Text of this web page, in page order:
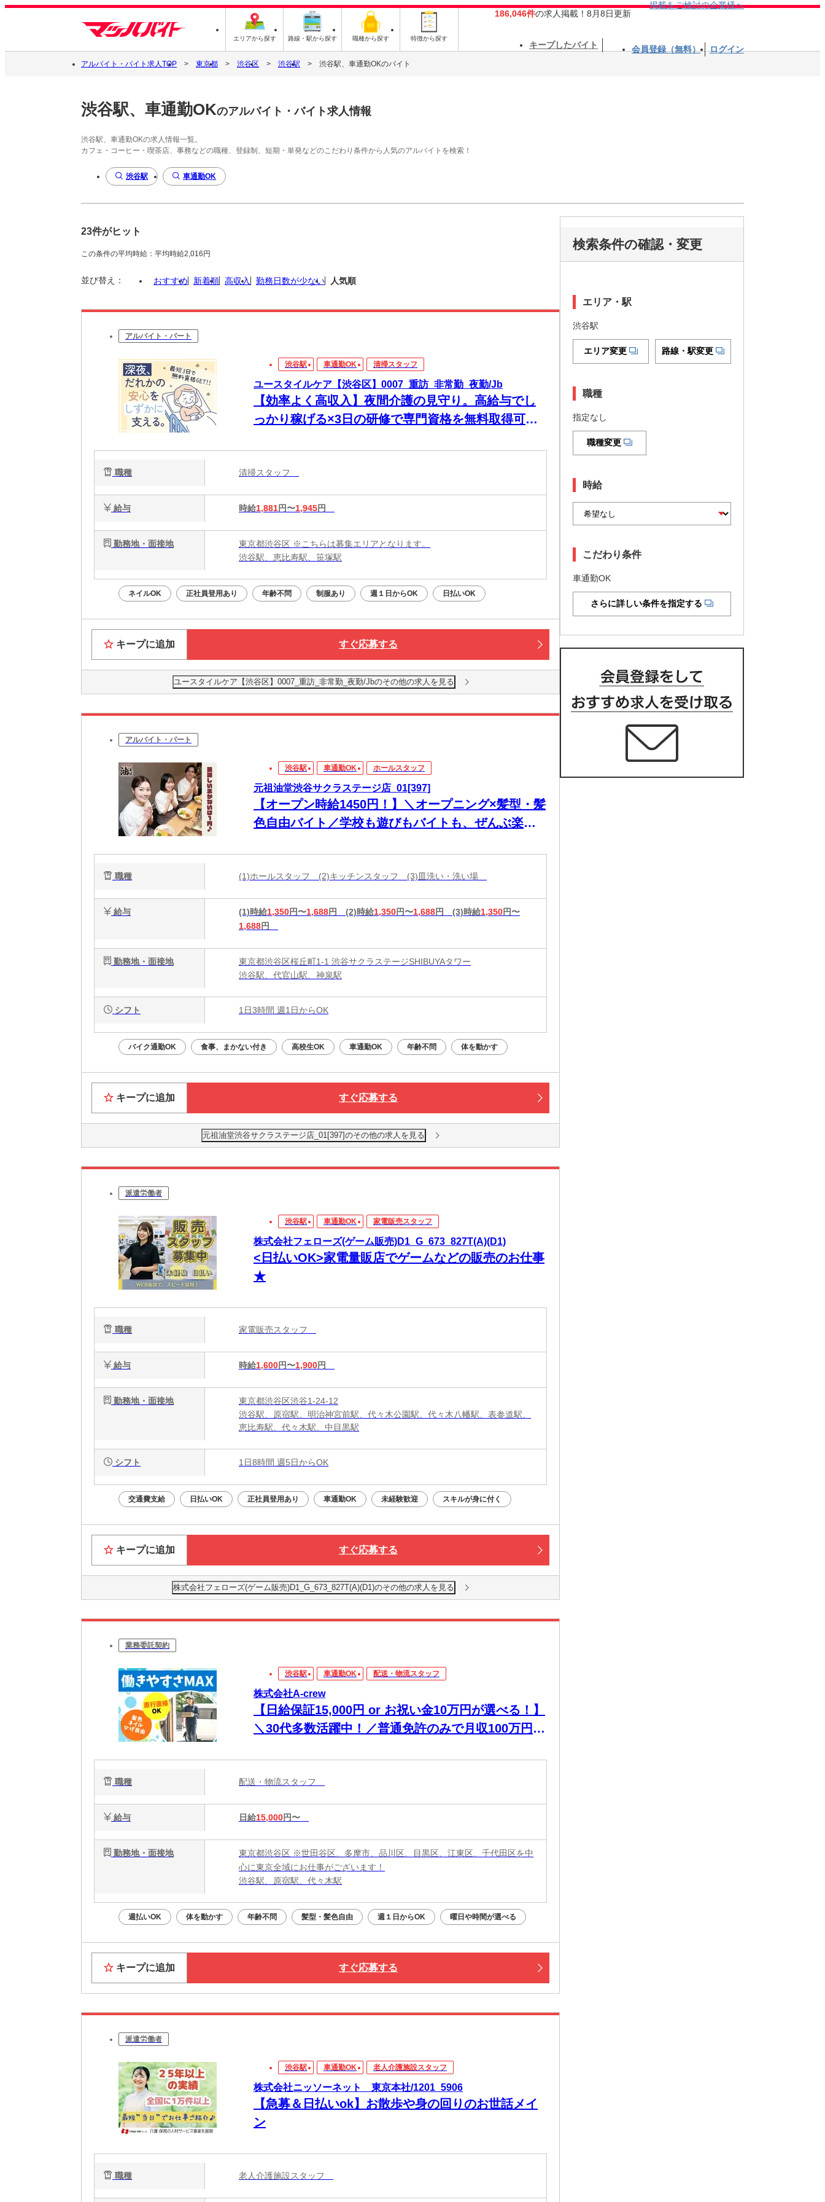
エリアから探す 路線・駅から探す 職種から探す 特徴から探す
186,046件の求人掲載！8月8日更新
掲載をご検討の企業様へ
キープしたバイト 会員登録（無料） ログイン
アルバイト・バイト求人TOP 東京都 渋谷区 渋谷駅 渋谷駅、車通勤OKのバイト
渋谷駅、車通勤OKのアルバイト・バイト求人情報
渋谷駅、車通勤OKの求人情報一覧。
カフェ・コーヒー・喫茶店、事務などの職種、登録制、短期・単発などのこだわり条件から人気のアルバイトを検索！
渋谷駅 車通勤OK
23件がヒット
この条件の平均時給：平均時給2,016円
並び替え： おすすめ 新着順 高収入 勤務日数が少ない 人気順
アルバイト・パート
渋谷駅 車通勤OK 清掃スタッフ
ユースタイルケア【渋谷区】0007_重訪_非常勤_夜勤/Jb
【効率よく高収入】夜間介護の見守り。高給与でし
っかり稼げる×3日の研修で専門資格を無料取得可
職種 清掃スタッフ
給与 時給1,881円〜1,945円
勤務地・面接地
東京都渋谷区 ※こちらは募集エリアとなります。
渋谷駅、恵比寿駅、笹塚駅
ネイルOK 正社員登用あり 年齢不問 制服あり 週１日からOK 日払いOK
キープに追加 すぐ応募する
ユースタイルケア【渋谷区】0007_重訪_非常勤_夜勤/Jbのその他の求人を見る
アルバイト・パート
渋谷駅 車通勤OK ホールスタッフ
元祖油堂渋谷サクラステージ店_01[397]
【オープン時給1450円！】＼オープニング×髪型・髪
色自由バイト／学校も遊びもバイトも、ぜんぶ楽し
職種 (1)ホールスタッフ (2)キッチンスタッフ (3)皿洗い・洗い場
給与 (1)時給1,350円〜1,688円 (2)時給1,350円〜1,688円 (3)時給1,350円〜
1,688円
勤務地・面接地
東京都渋谷区桜丘町1-1 渋谷サクラステージSHIBUYAタワー
渋谷駅、代官山駅、神泉駅
シフト 1日3時間 週1日からOK
バイク通勤OK 食事、まかない付き 高校生OK 車通勤OK 年齢不問 体を動かす
キープに追加 すぐ応募する
元祖油堂渋谷サクラステージ店_01[397]のその他の求人を見る
派遣労働者
渋谷駅 車通勤OK 家電販売スタッフ
株式会社フェローズ(ゲーム販売)D1_G_673_827T(A)(D1)
<日払いOK>家電量販店でゲームなどの販売のお仕事
★
職種 家電販売スタッフ
給与 時給1,600円〜1,900円
勤務地・面接地
東京都渋谷区渋谷1-24-12
渋谷駅、原宿駅、明治神宮前駅、代々木公園駅、代々木八幡駅、表参道駅、
恵比寿駅、代々木駅、中目黒駅
シフト 1日8時間 週5日からOK
交通費支給 日払いOK 正社員登用あり 車通勤OK 未経験歓迎 スキルが身に付く
キープに追加 すぐ応募する
株式会社フェローズ(ゲーム販売)D1_G_673_827T(A)(D1)のその他の求人を見る
業務委託契約
渋谷駅 車通勤OK 配送・物流スタッフ
株式会社A-crew
【日給保証15,000円 or お祝い金10万円が選べる！】
＼30代多数活躍中！／普通免許のみで月収100万円超
職種 配送・物流スタッフ
給与 日給15,000円〜
勤務地・面接地
東京都渋谷区 ※世田谷区、多摩市、品川区、目黒区、江東区、千代田区を中
心に東京全域にお仕事がございます！
渋谷駅、原宿駅、代々木駅
週払いOK 体を動かす 年齢不問 髪型・髪色自由 週１日からOK 曜日や時間が選べる
キープに追加 すぐ応募する
派遣労働者
渋谷駅 車通勤OK 老人介護施設スタッフ
株式会社ニッソーネット 東京本社/1201_5906
【急募＆日払いok】お散歩や身の回りのお世話メイ
ン
職種 老人介護施設スタッフ
検索条件の確認・変更
エリア・駅
渋谷駅
エリア変更 路線・駅変更
職種
指定なし
職種変更
時給
こだわり条件
車通勤OK
さらに詳しい条件を指定する